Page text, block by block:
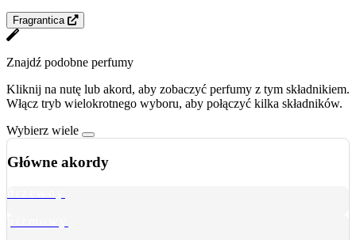
Fragrantica
Znajdź podobne perfumy
Kliknij na nutę lub akord, aby zobaczyć perfumy z tym składnikiem.
Włącz tryb wielokrotnego wyboru, aby połączyć kilka składników.
Wybierz wiele
Główne akordy